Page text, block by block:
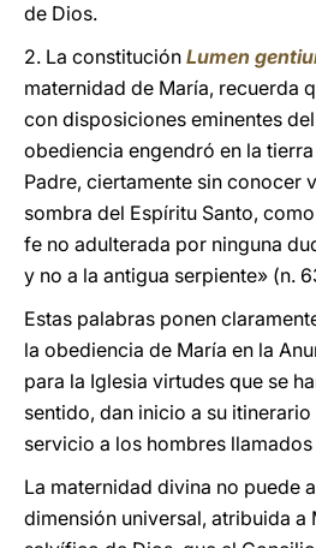
de Dios.
2. La constitución Lumen
maternidad de María, recuerda
con disposiciones eminentes
obediencia engendró en la
Padre, ciertamente sin conocer
sombra del Espíritu Santo,
fe no adulterada por ninguna
y no a la antigua serpiente» (n.
Estas palabras ponen
la obediencia de María en la
para la Iglesia virtudes que se
sentido, dan inicio a su itinerario
servicio a los hombres
La maternidad divina no puede
dimensión universal, atribuida a